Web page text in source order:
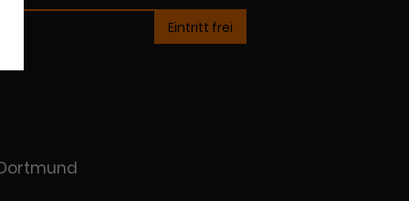
Eintritt frei